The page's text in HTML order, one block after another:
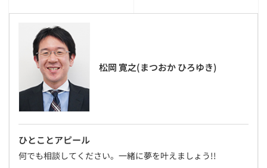
松岡 寛之(まつおか ひろゆき)
ひとことアピール
何でも相談してください。一緒に夢を叶えましょう!!